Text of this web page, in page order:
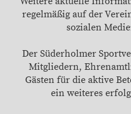
regelmäßig auf der
sozialen
Der Süderholmer
Mitgliedern,
Gästen für die aktive
ein weiteres